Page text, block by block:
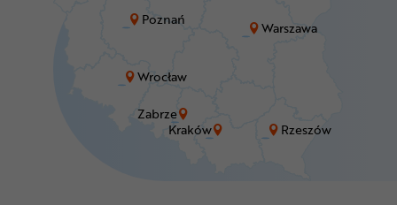
Kraków
Poznań
Rzeszów
Warszawa
Wrocław
Zabrze